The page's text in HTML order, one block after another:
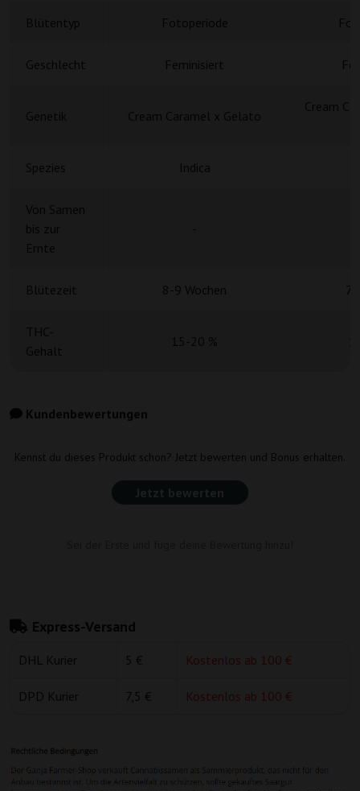
Geschlecht Feminisiert
Spezies Indica
Blütezeit 8-9 Wochen 7
Kundenbewertungen
Kennst du dieses Produkt schon? Jetzt bewerten und Bonus erhalten.
Jetzt bewerten
Express-Versand
DHL Kurier 5 € Kostenlos ab 100 €
DPD Kurier 7,5 € Kostenlos ab 100 €